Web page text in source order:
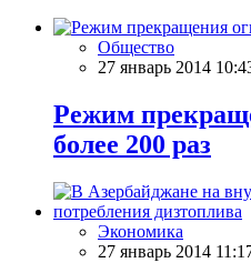
Общество
27 январь 2014
Режим
более 200 раз
Экономика
27 январь 2014